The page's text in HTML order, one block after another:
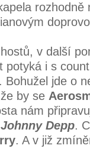
v další
potyká i s
. Bohužel jde o
by se
nám
Johnny Depp.
. A v již